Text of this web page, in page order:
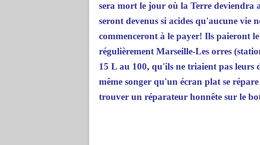
sera mort le jour où la Terre deviendra
seront devenus si acides qu'aucune vie
commenceront à le payer! Ils paieront
régulièrement Marseille-Les orres
15 L au 100, qu'ils ne triaient pas leurs
même songer qu'un écran plat se
trouver un réparateur honnête sur le